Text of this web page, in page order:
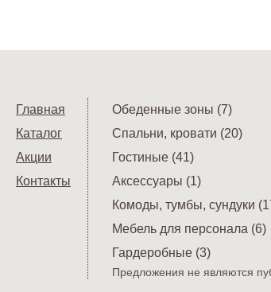
Главная
Каталог
Акции
Контакты
Обеденные зоны (7)
Спальни, кровати (20)
Гостиные (41)
Аксессуары (1)
Комоды, тумбы, сундуки
Мебель для персонала (6)
Гардеробные (3)
Предложения не являются